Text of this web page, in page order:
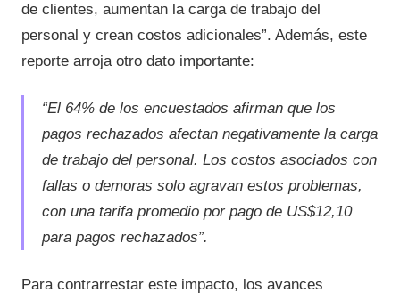
de clientes, aumentan la carga de trabajo del
personal y crean costos adicionales”. Además, este
reporte arroja otro dato importante:
“El 64% de los encuestados afirman que los
pagos rechazados afectan negativamente la carga
de trabajo del personal. Los costos asociados con
fallas o demoras solo agravan estos problemas,
con una tarifa promedio por pago de US$12,10
para pagos rechazados”.
Para contrarrestar este impacto, los avances